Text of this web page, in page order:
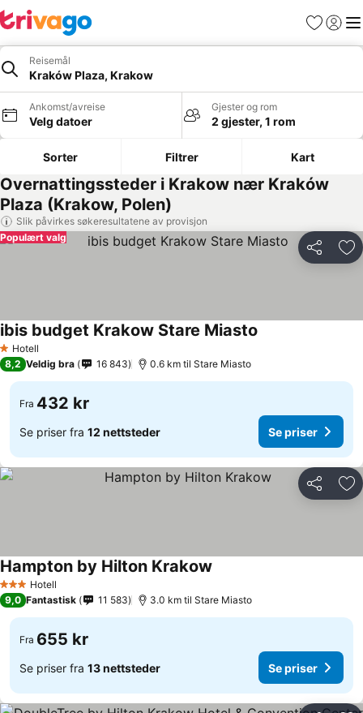
Favoritter
Logg
Reisemål
Kraków Plaza, Krakow
Ankomst/avreise
Velg datoer
Gjester og rom
2 gjester, 1 rom
Sorter Filtrer Kart
Overnattingssteder i Krakow nær Kraków
Plaza (Krakow, Polen)
Slik påvirkes søkeresultatene av provisjon
Del
Populært valg
1 Stjerner
Hotell
ibis budget Krakow Stare Miasto
8,2 Veldig bra 16 843 0.6 km til Stare Miasto
Fra 432 kr
Se priser fra 12 nettsteder Se priser
Del
3 StjernerHotell
Hampton by Hilton Krakow
9,0 Fantastisk 11 583 3.0 km til Stare Miasto
Fra 655 kr
Se priser fra 13 nettsteder Se priser